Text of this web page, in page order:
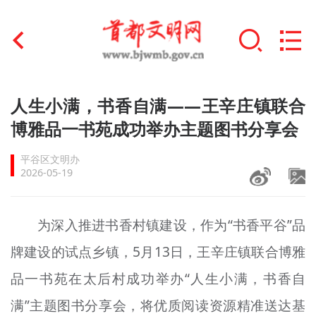
首页
文明创建
+
文明实践
未成年人思想道德建设
榜样人物
+
身边好人
人生小满，书香自满——王辛庄镇联合
博雅品一书苑成功举办主题图书分享会
平谷区文明办
2026-05-19
为深入推进书香村镇建设，作为“书香平谷”品
牌建设的试点乡镇，5月13日，王辛庄镇联合博雅
品一书苑在太后村成功举办“人生小满，书香自
满”主题图书分享会，将优质阅读资源精准送达基